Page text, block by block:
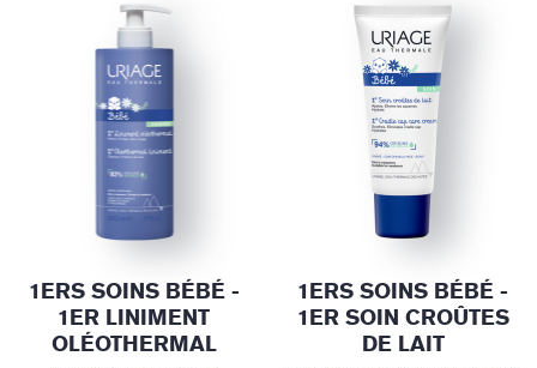
1ERS SOINS BÉBÉ -
1ER LINIMENT
OLÉOTHERMAL
1ERS SOINS BÉBÉ -
1ER SOIN CROÛTES
DE LAIT